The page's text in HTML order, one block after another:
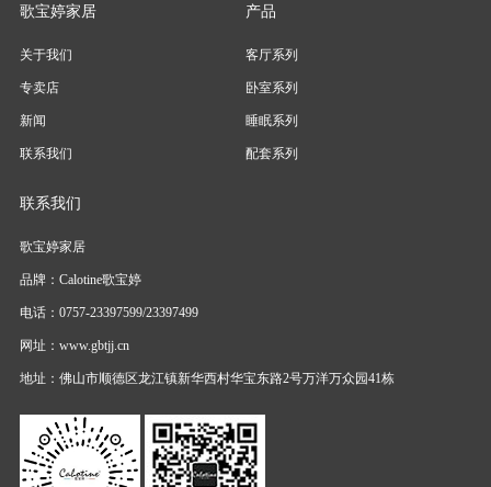
歌宝婷家居
关于我们
专卖店
新闻
联系我们
产品
客厅系列
卧室系列
睡眠系列
配套系列
联系我们
歌宝婷家居
品牌：Calotine歌宝婷
电话：0757-23397599/23397499
网址：www.gbtjj.cn
地址：佛山市顺德区龙江镇新华西村华宝东路2号万洋万众园41栋